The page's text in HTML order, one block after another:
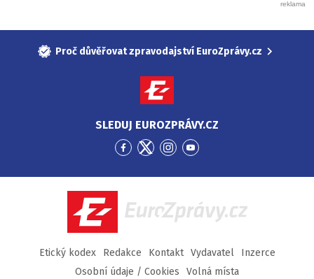
Proč důvěřovat zpravodajství EuroZprávy.cz
SLEDUJ EUROZPRÁVY.CZ
Přejít
Facebook
Přejít
Twitter
Přejít
Instagram
Přejít
YouTube
EuroZprávy.cz
Etický kodex Redakce Kontakt Vydavatel
Inzerce
Osobní údaje / Cookies
Volná místa